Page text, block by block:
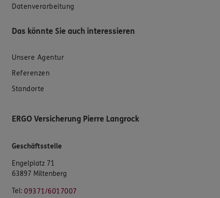
Datenverarbeitung
Das könnte Sie auch interessieren
Unsere Agentur
Referenzen
Standorte
ERGO Versicherung Pierre Langrock
Geschäftsstelle
Engelplatz 71
63897 Miltenberg
Tel: 09371/6017007